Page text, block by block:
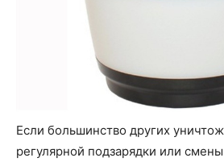
Если большинство других
регулярной подзарядки или